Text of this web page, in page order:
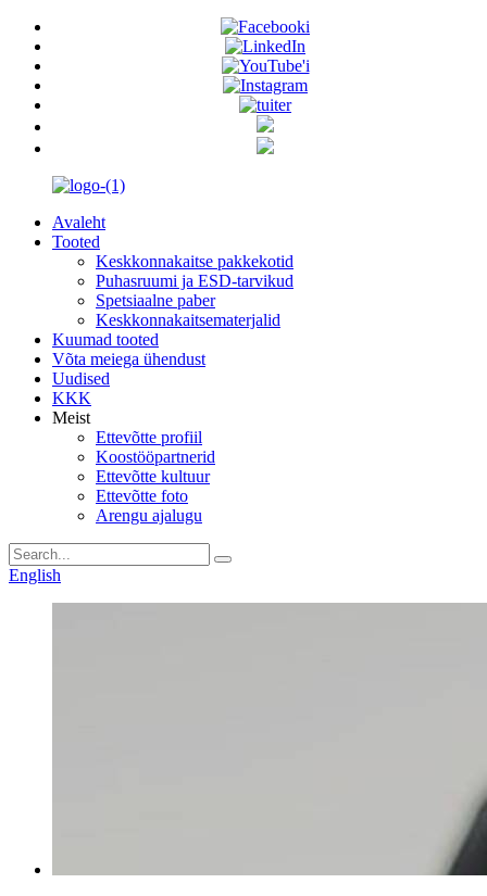
Avaleht
Tooted
Keskkonnakaitse pakkekotid
Puhasruumi ja ESD-tarvikud
Spetsiaalne paber
Keskkonnakaitsematerjalid
Kuumad tooted
Võta meiega ühendust
Uudised
KKK
Meist
Ettevõtte profiil
Koostööpartnerid
Ettevõtte kultuur
Ettevõtte foto
Arengu ajalugu
English